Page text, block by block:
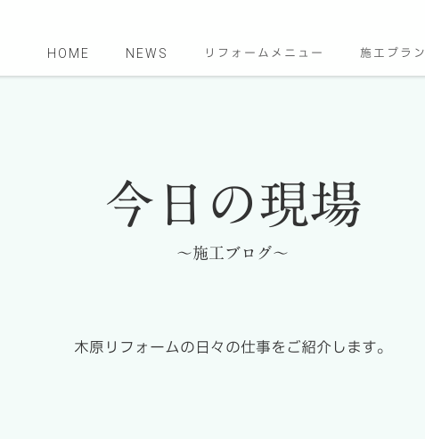
HOME NEWS リフォームメニュー 施工プラン
今日の現場
～施工ブログ～
木原リフォームの日々の仕事をご紹介します。